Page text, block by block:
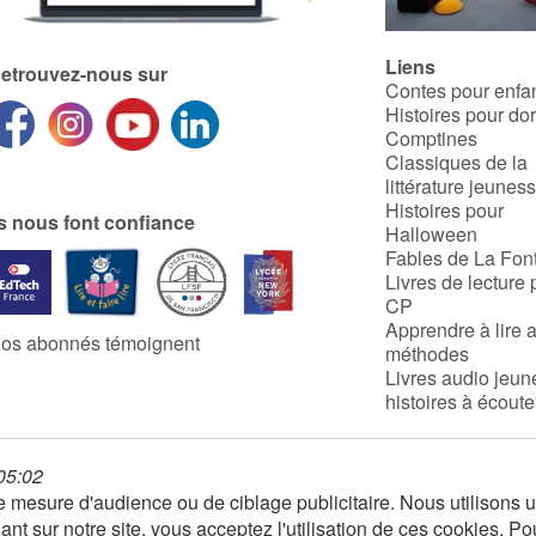
nous sur
nous font confiance
abonnés témoignent
Liens
Contes pour
Histoires pour
Comptines
Classiques de la
littérature
Histoires pour
Halloween
Fables de La
Livres de lecture
CP
Apprendre à lire
méthodes
Livres audio
histoires à
d'audience ou de ciblage publicitaire. Nous utilisons
sur notre site, vous acceptez l'utilisation de ces cookies.